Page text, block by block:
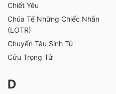
Chiết Yêu
Chúa Tể Những Chiếc Nhẫn
(LOTR)
Chuyến Tàu Sinh Tử
Cửu Trọng Tử
D